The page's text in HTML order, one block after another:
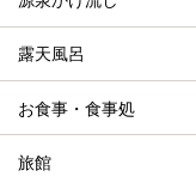
露天風呂
お食事・食事処
旅館